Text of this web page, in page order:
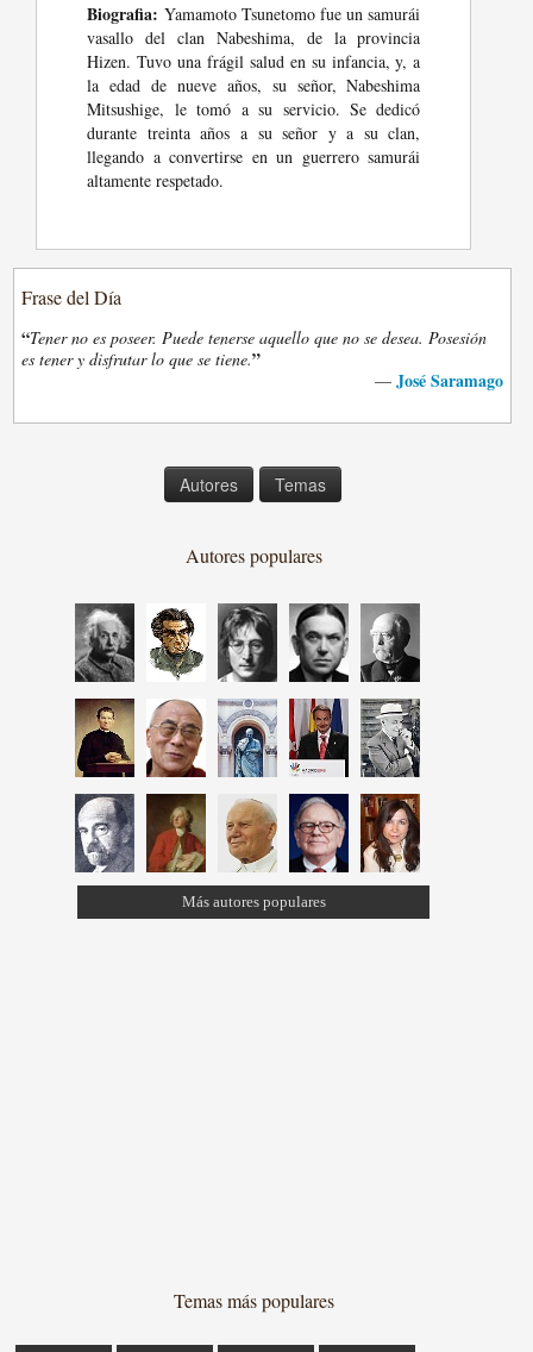
Biografia: Yamamoto Tsunetomo fue un samurái
vasallo del clan Nabeshima, de la provincia
Hizen. Tuvo una frágil salud en su infancia, y, a
la edad de nueve años, su señor, Nabeshima
Mitsushige, le tomó a su servicio. Se dedicó
durante treinta años a su señor y a su clan,
llegando a convertirse en un guerrero samurái
altamente respetado.
Frase del Día
“Tener no es poseer. Puede tenerse aquello que no se desea. Posesión
es tener y disfrutar lo que se tiene.”
— José Saramago
Autores Temas
Autores populares
Más autores populares
Temas más populares